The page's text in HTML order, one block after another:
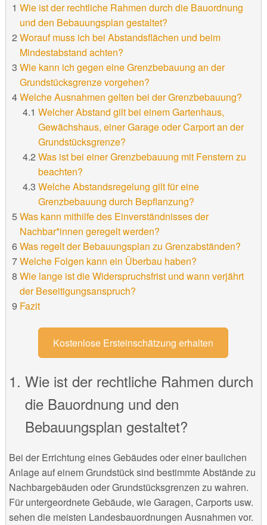
Wie ist der rechtliche Rahmen durch die Bauordnung
und den Bebauungsplan gestaltet?
Worauf muss ich bei Abstandsflächen und beim
Mindestabstand achten?
Wie kann ich gegen eine Grenzbebauung an der
Grundstücksgrenze vorgehen?
Welche Ausnahmen gelten bei der Grenzbebauung?
Welcher Abstand gilt bei einem Gartenhaus,
Gewächshaus, einer Garage oder Carport an der
Grundstücksgrenze?
Was ist bei einer Grenzbebauung mit Fenstern zu
beachten?
Welche Abstandsregelung gilt für eine
Grenzbebauung durch Bepflanzung?
Was kann mithilfe des Einverständnisses der
Nachbar*innen geregelt werden?
Was regelt der Bebauungsplan zu Grenzabständen?
Welche Folgen kann ein Überbau haben?
Wie lange ist die Widerspruchsfrist und wann verjährt
der Beseitigungsanspruch?
Fazit
Kostenlose Ersteinschätzung erhalten
Wie ist der rechtliche Rahmen durch
die Bauordnung und den
Bebauungsplan gestaltet?
Bei der Errichtung eines Gebäudes oder einer baulichen
Anlage auf einem Grundstück sind bestimmte Abstände zu
Nachbargebäuden oder Grundstücksgrenzen zu wahren.
Für untergeordnete Gebäude, wie Garagen, Carports usw.
sehen die meisten Landesbauordnungen Ausnahmen vor.